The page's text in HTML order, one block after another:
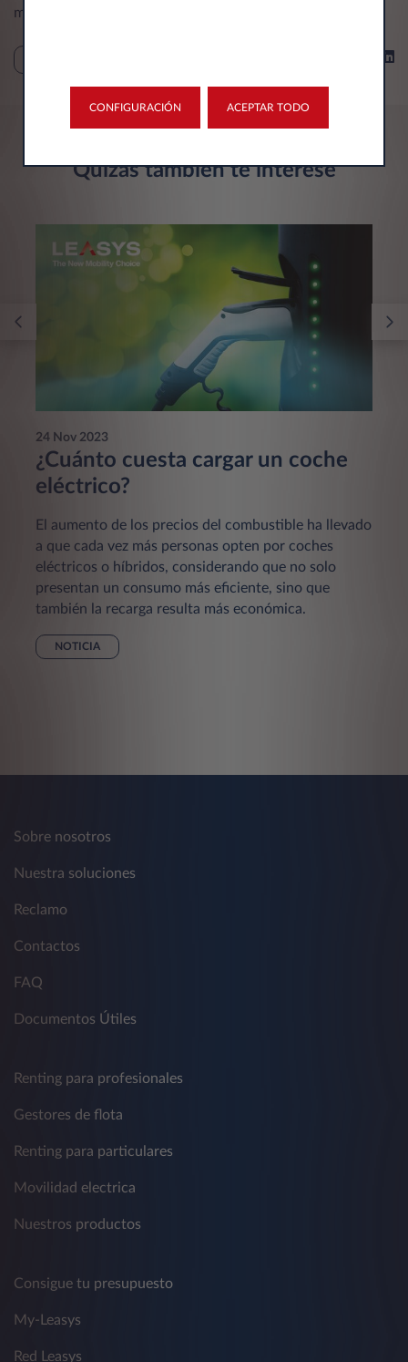
mercado.
Quizás también te interese
24 Nov 2023
¿Cuánto cuesta cargar un coche
eléctrico?
El aumento de los precios del combustible ha llevado
a que cada vez más personas opten por coches
eléctricos o híbridos, considerando que no solo
presentan un consumo más eficiente, sino que
también la recarga resulta más económica.
NOTICIA
Sobre nosotros
Nuestra soluciones
Reclamo
Contactos
FAQ
Documentos Útiles
Renting para profesionales
Gestores de flota
Renting para particulares
Movilidad electrica
Nuestros productos
Consigue tu presupuesto
My-Leasys
Red Leasys
CONFIGURACIÓN ACEPTAR TODO